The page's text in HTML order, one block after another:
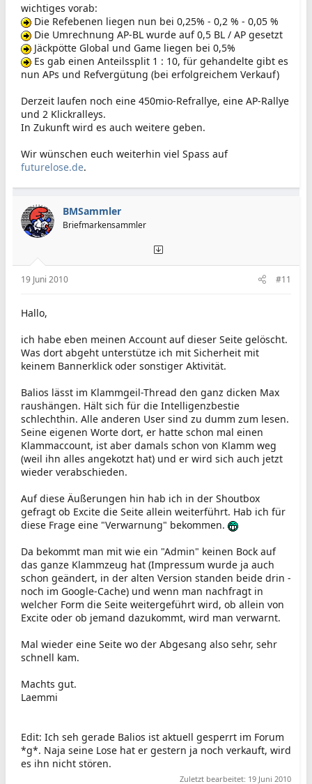
wichtiges vorab:
Die Refebenen liegen nun bei 0,25% - 0,2 % - 0,05 %
Die Umrechnung AP-BL wurde auf 0,5 BL / AP gesetzt
Jäckpötte Global und Game liegen bei 0,5%
Es gab einen Anteilssplit 1 : 10, für gehandelte gibt es
nun APs und Refvergütung (bei erfolgreichem Verkauf)
Derzeit laufen noch eine 450mio-Refrallye, eine AP-Rallye
und 2 Klickralleys.
In Zukunft wird es auch weitere geben.
Wir wünschen euch weiterhin viel Spass auf
futurelose.de.
BMSammler
Briefmarkensammler
19 Juni 2010 #11
Hallo,
ich habe eben meinen Account auf dieser Seite gelöscht.
Was dort abgeht unterstütze ich mit Sicherheit mit
keinem Bannerklick oder sonstiger Aktivität.
Balios lässt im Klammgeil-Thread den ganz dicken Max
raushängen. Hält sich für die Intelligenzbestie
schlechthin. Alle anderen User sind zu dumm zum lesen.
Seine eigenen Worte dort, er hatte schon mal einen
Klammaccount, ist aber damals schon von Klamm weg
(weil ihn alles angekotzt hat) und er wird sich auch jetzt
wieder verabschieden.
Auf diese Äußerungen hin hab ich in der Shoutbox
gefragt ob Excite die Seite allein weiterführt. Hab ich für
diese Frage eine "Verwarnung" bekommen.
Da bekommt man mit wie ein "Admin" keinen Bock auf
das ganze Klammzeug hat (Impressum wurde ja auch
schon geändert, in der alten Version standen beide drin -
noch im Google-Cache) und wenn man nachfragt in
welcher Form die Seite weitergeführt wird, ob allein von
Excite oder ob jemand dazukommt, wird man verwarnt.
Mal wieder eine Seite wo der Abgesang also sehr, sehr
schnell kam.
Machts gut.
Laemmi
Edit: Ich seh gerade Balios ist aktuell gesperrt im Forum
*g*. Naja seine Lose hat er gestern ja noch verkauft, wird
es ihn nicht stören.
Zuletzt bearbeitet: 19 Juni 2010